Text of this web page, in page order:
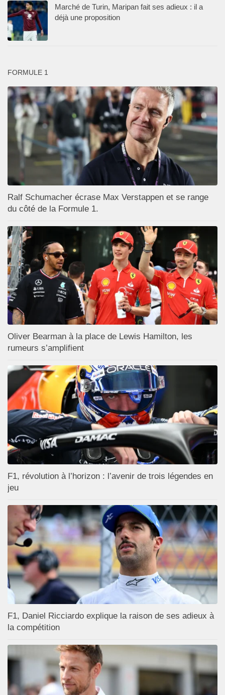
Marché de Turin, Maripan fait ses adieux : il a
déjà une proposition
FORMULE 1
Ralf Schumacher écrase Max Verstappen et se range
du côté de la Formule 1.
Oliver Bearman à la place de Lewis Hamilton, les
rumeurs s’amplifient
F1, révolution à l’horizon : l’avenir de trois légendes en
jeu
F1, Daniel Ricciardo explique la raison de ses adieux à
la compétition